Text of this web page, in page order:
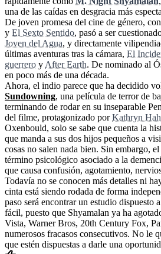
una de las caídas en desgracia más
De joven promesa del cine de género,
y El Sexto Sentido, pasó a ser
Joven del Agua, y directamente
últimas aventuras tras la cámara, El
guerrero y After Earth. De nominado al
en poco más de una década.
Ahora, el indio parece que ha decidido
Sundowning, una película de terror de
terminando de rodar en su inseparable
del filme, protagonizado porKathryn
Oxenbould, solo se sabe que cuenta la
que manda a sus dos hijos pequeños a
cosas no salen nada bien. Sin embargo,
término psicológico asociado a la
que causa confusión, agotamiento,
Todavía no se conocen más detalles ni
cinta está siendo rodada de forma
paso será encontrar un estudio dispuesto
fácil, puesto que Shyamalan ya ha
Vista, Warner Bros, 20th Century Fox,
numerosos fracasos consecutivos. No le
que estén dispuestas a darle una